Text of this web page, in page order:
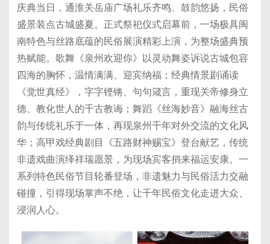
庆典当日，通淮关岳庙广场礼乐齐鸣、鼓韵悠扬，民俗
盛景装点古城盛夏。正式祭祀仪式启幕前，一场极具闽
南特色与丝路底蕴的民俗展演精彩上演，为整场盛典预
热赋能。歌舞《泉州欢迎你》以灵动舞姿诉说古城包容
四海的胸怀，温情满满、迎宾纳福；经典情景剧诵读
《觉世真经》，字字铿锵、句句箴言，重现关帝修身立
德、教化世人的千古教诲；舞蹈《丝海妙音》融海丝古
韵与传统礼乐于一体，再现泉州千年对外交流的文化风
华；高甲戏经典剧目《五路财神赐宝》登台献艺，传统
非遗戏曲演绎祥瑞愿景，为现场宾客捎来福运安康。一
系列特色民俗节目轮番登场，非遗魅力与民俗活力交融
碰撞，引得现场掌声不绝，让千年民俗文化走进大众、
浸润人心。